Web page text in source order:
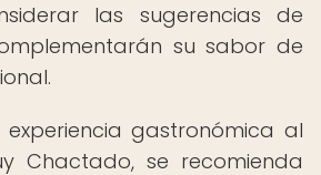
las sugerencias de
su sabor de
gastronómica al
Chactado, se recomienda